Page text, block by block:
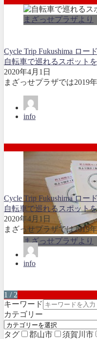
まざっせプラザより
Cycle Trip Fukushima ロー
自転車で巡れるスポット
2020年4月1日
まざっせプラザでは2019
info
まざっせプラザより
Cycle Trip Fukushima ロー
自転車で巡れるスポット
2020年4月1日
まざっせプラザでは2019
info
1 / 2
キーワード
カテゴリー
タグ 郡山市 須賀川市